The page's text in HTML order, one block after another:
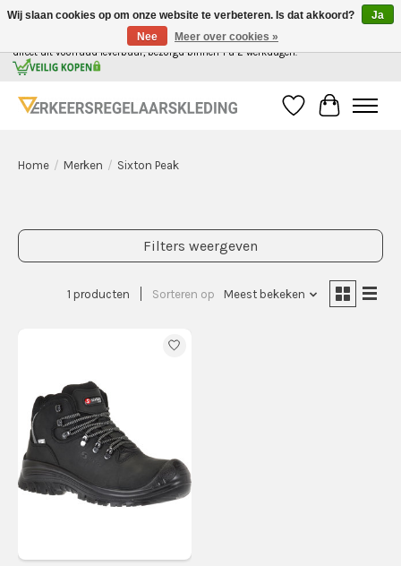
Alle kleding voor de verkeersregelaar in Nederland, gemakkelijk in 1 webshop. | Alles
direct uit voorraad leverbaar, bezorgd binnen 1 a 2 werkdagen.
Verlanglijst
Home / Merken / Sixton Peak
Filters weergeven
1 producten Sorteren op Meest bekeken
Wij slaan cookies op om onze website te verbeteren. Is dat akkoord?
Ja
Nee
Meer over cookies »